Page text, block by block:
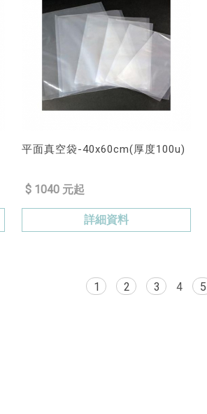
平面真空袋-40x60cm(厚度100u)
$ 1040 元起
詳細資料
1 2 3 4 5